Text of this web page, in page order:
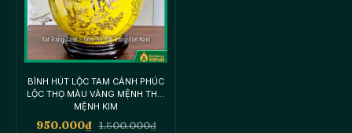
BÌNH HÚT LỘC TAM CẢNH PHÚC
LỘC THỌ MÀU VÀNG MỆNH THỔ,
MỆNH KIM
950.000₫ 1.500.000₫